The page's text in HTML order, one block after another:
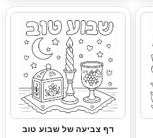
דף צביעה של שבוע טוב